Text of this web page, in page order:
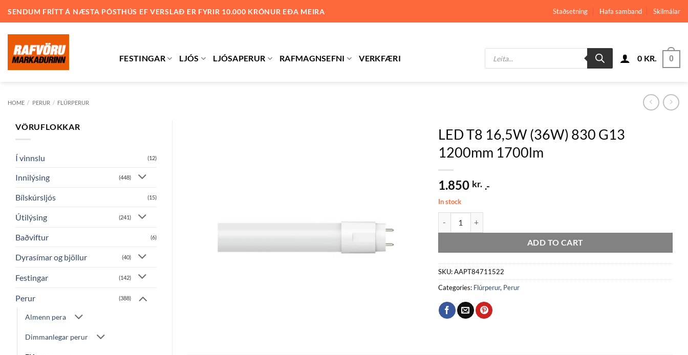
SENDUM FRÍTT Á NÆSTA PÓSTHÚS EF VERSLAÐ ER FYRIR 10.000 KRÓNUR EÐA MEIRA Staðsetning Hafa samband Skilmálar
FESTINGAR LJÓS LJÓSAPERUR RAFMAGNSEFNI VERKFÆRI
Products
search
0 KR. 0
HOME / PERUR / FLÚRPERUR
VÖRUFLOKKAR
Í vinnslu (12)
Innilýsing (448)
Bílskúrsljós (15)
Útilýsing (241)
Baðviftur (6)
Dyrasímar og bjöllur (40)
Festingar (142)
Perur (388)
Almenn pera
Dimmanlegar perur
LED T8 16,5W (36W) 830 G13
1200mm 1700lm
1.850 kr. .-
In stock
ADD TO CART
SKU:AAPT84711522
Categories: Flúrperur, Perur